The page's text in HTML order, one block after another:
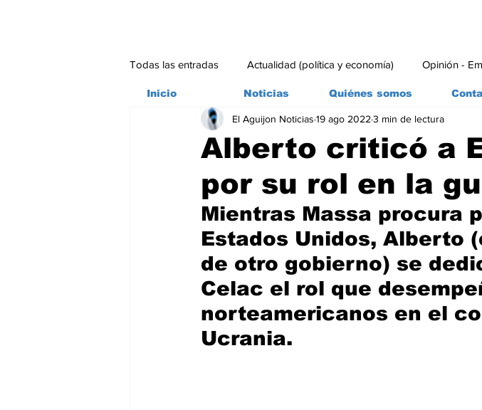
Todas las entradas Actualidad (política y economía) Opinión -
Ambiente Editorial Economía y Producción
Alberto criticó a
por su rol en la
El Aguijon Noticias 19 ago 2022 3 min de lectura
Mientras Massa procura
Estados Unidos, Alberto
de otro gobierno) se
Celac el rol que
norteamericanos en el
Ucrania.
Inicio Noticias Quiénes somos